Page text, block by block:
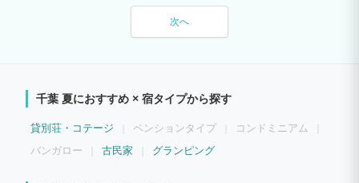
次へ
千葉 夏におすすめ × 宿タイプから探す
貸別荘・コテージ ペンションタイプ
コンドミニアム
バンガロー
古民家 グランピング